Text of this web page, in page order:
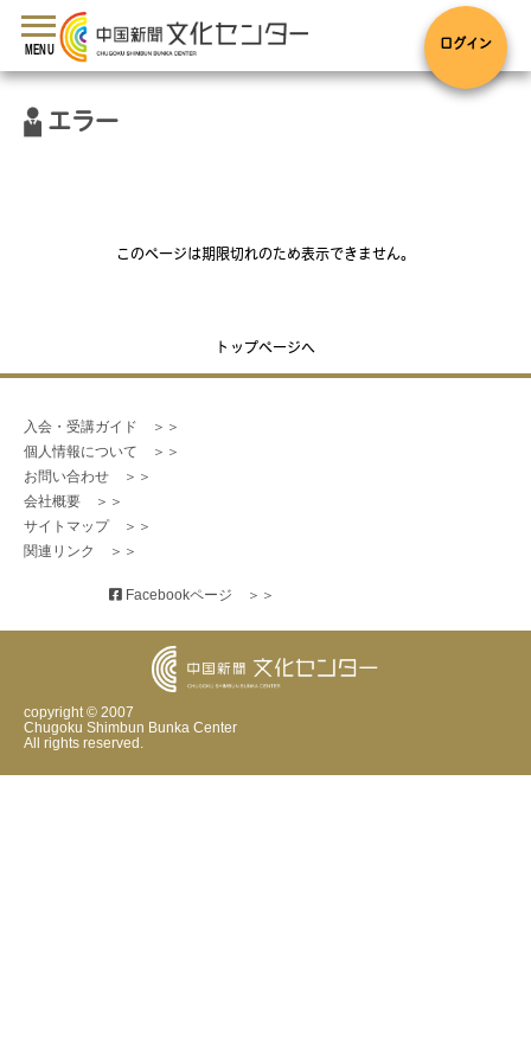
toggle
navigation
MENU ログイン
エラー
このページは期限切れのため表示できません。
トップページへ
入会・受講ガイド　＞＞
個人情報について　＞＞
お問い合わせ　＞＞
会社概要　＞＞
サイトマップ　＞＞
関連リンク　＞＞
Facebookページ　＞＞
copyright © 2007
Chugoku Shimbun Bunka Center
All rights reserved.